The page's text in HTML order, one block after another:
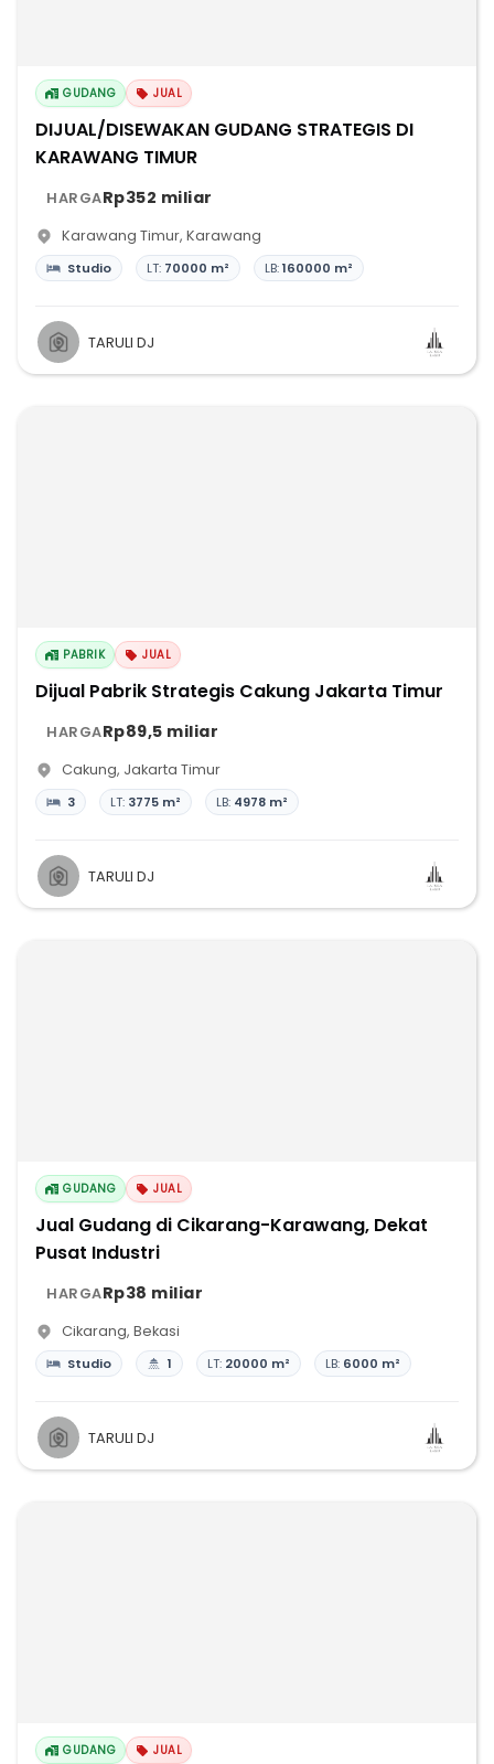
GUDANG JUAL
DIJUAL/DISEWAKAN GUDANG STRATEGIS DI
KARAWANG TIMUR
HARGARp352 miliar
Karawang Timur, Karawang
Studio LT: 70000 m² LB:160000 m²
TARULI DJ
PABRIK JUAL
Dijual Pabrik Strategis Cakung Jakarta Timur
HARGARp89,5 miliar
Cakung, Jakarta Timur
3 LT: 3775 m² LB: 4978 m²
TARULI DJ
GUDANG JUAL
Jual Gudang di Cikarang-Karawang, Dekat
Pusat Industri
HARGARp38 miliar
Cikarang, Bekasi
Studio 1 LT: 20000 m² LB: 6000 m²
TARULI DJ
GUDANG JUAL